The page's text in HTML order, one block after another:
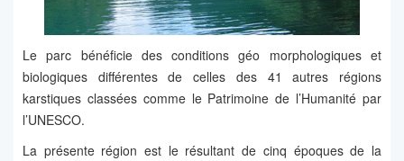
Le parc bénéficie des conditions géo morphologiques et
biologiques différentes de celles des 41 autres régions
karstiques classées comme le Patrimoine de l’Humanité par
l’UNESCO.
La présente région est le résultant de cinq époques de la